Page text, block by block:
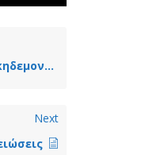
Next